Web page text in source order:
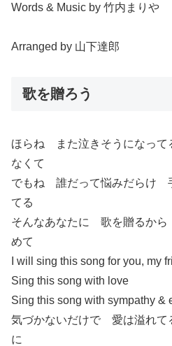
Words & Music by 竹内まりや
Arranged by 山下達郎
歌を贈ろう
ほらね また泣きそうになっ
なくて
でもね 誰だって悩みだらけ
てる
そんなあなたに 歌を贈るか
めて
I will sing this song for you, my
Sing this song with love
Sing this song with sympathy &
気づかないだけで 愛は溢れ
に